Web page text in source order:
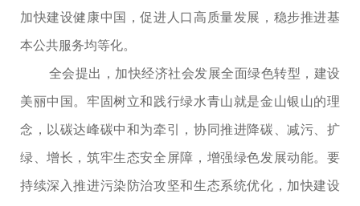
加快建设健康中国，促进人口高质量发展，稳步推进基
本公共服务均等化。
全会提出，加快经济社会发展全面绿色转型，建设
美丽中国。牢固树立和践行绿水青山就是金山银山的理
念，以碳达峰碳中和为牵引，协同推进降碳、减污、扩
绿、增长，筑牢生态安全屏障，增强绿色发展动能。要
持续深入推进污染防治攻坚和生态系统优化，加快建设